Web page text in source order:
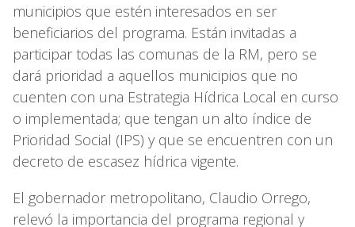
municipios que estén interesados en ser
beneficiarios del programa. Están invitadas a
participar todas las comunas de la RM, pero se
dará prioridad a aquellos municipios que no
cuenten con una Estrategia Hídrica Local en curso
o implementada; que tengan un alto índice de
Prioridad Social (IPS) y que se encuentren con un
decreto de escasez hídrica vigente.
El gobernador metropolitano, Claudio Orrego,
relevó la importancia del programa regional y